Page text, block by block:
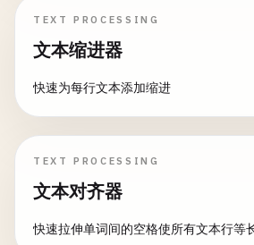
TEXT PROCESSING
文本缩进器
快速为每行文本添加缩进
TEXT PROCESSING
文本对齐器
快速拉伸单词间的空格使所有文本行等